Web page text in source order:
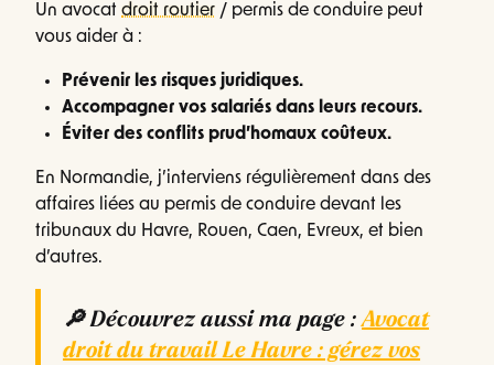
Un avocat droit routier / permis de conduire peut
vous aider à :
Prévenir les risques juridiques.
Accompagner vos salariés dans leurs recours.
Éviter des conflits prud’homaux coûteux.
En Normandie, j’interviens régulièrement dans des
affaires liées au permis de conduire devant les
tribunaux du Havre, Rouen, Caen, Evreux, et bien
d’autres.
🔎 Découvrez aussi ma page :Avocat
droit du travail Le Havre : gérez vos